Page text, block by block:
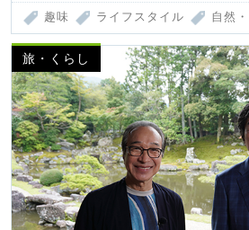
趣味 ライフスタイル 自然
旅・くらし